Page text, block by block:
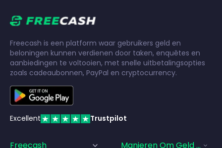
Freecash is een platform waar gebruikers geld en
beloningen kunnen verdienen door taken, enquêtes en
aanbiedingen te voltooien, met snelle uitbetalingsopties
zoals cadeaubonnen, PayPal en cryptocurrency.
Excellent Trustpilot
Freecash Manieren Om Geld Te